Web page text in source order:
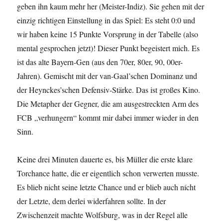
geben ihn kaum mehr her (Meister-Indiz). Sie gehen mit der
einzig richtigen Einstellung in das Spiel: Es steht 0:0 und
wir haben keine 15 Punkte Vorsprung in der Tabelle (also
mental gesprochen jetzt)! Dieser Punkt begeistert mich. Es
ist das alte Bayern-Gen (aus den 70er, 80er, 90, 00er-
Jahren). Gemischt mit der van-Gaal’schen Dominanz und
der Heynckes’schen Defensiv-Stärke. Das ist großes Kino.
Die Metapher der Gegner, die am ausgestreckten Arm des
FCB „verhungern“ kommt mir dabei immer wieder in den
Sinn.
Keine drei Minuten dauerte es, bis Müller die erste klare
Torchance hatte, die er eigentlich schon verwerten musste.
Es blieb nicht seine letzte Chance und er blieb auch nícht
der Letzte, dem derlei widerfahren sollte. In der
Zwischenzeit machte Wolfsburg, was in der Regel alle